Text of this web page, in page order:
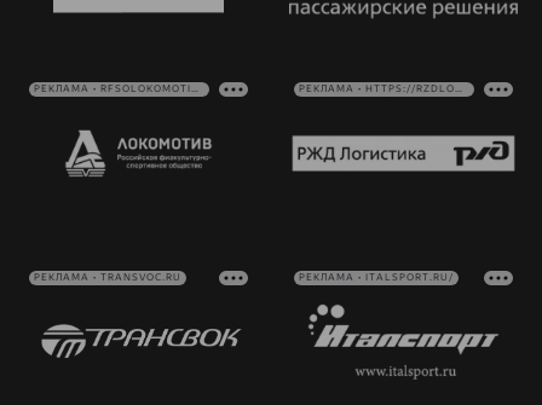
РЕКЛАМА • RFSOLOKOMOTIV.RU РЕКЛАМА • HTTPS://RZDLOG.RU/
РЕКЛАМА • TRANSVOC.RU РЕКЛАМА • ITALSPORT.RU/